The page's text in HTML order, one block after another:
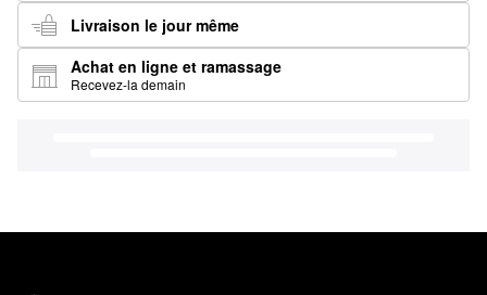
Livraison le jour même
Achat en ligne et ramassage
Recevez-la demain